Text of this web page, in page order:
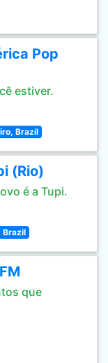
Pop
estiver.
Brazil
(Rio)
é a Tupi.
Brazil
que